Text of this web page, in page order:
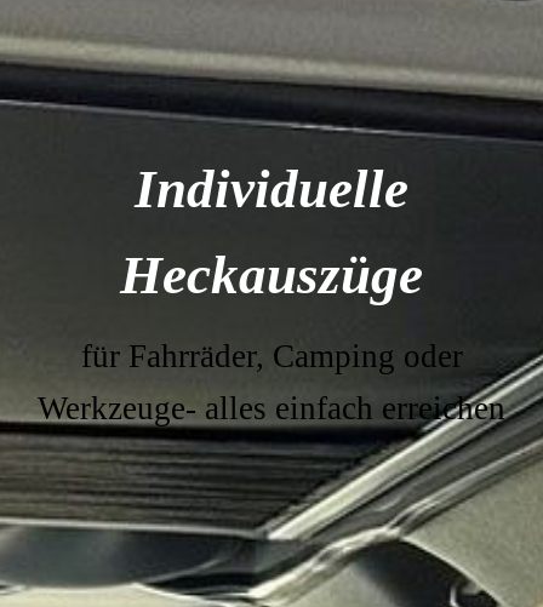
Individuelle
Heckauszüge
für Fahrräder, Camping oder
Werkzeuge- alles einfach erreichen